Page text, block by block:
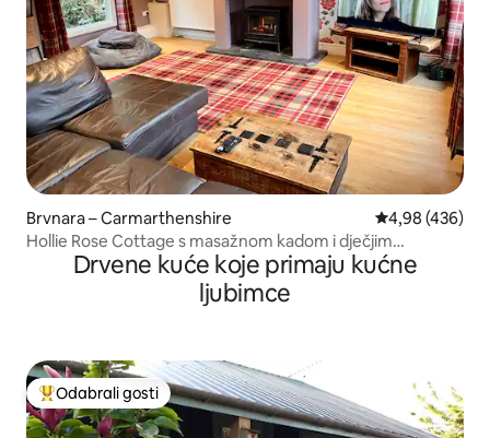
Brvnara – Carmarthenshire Prosječna
4,98 (436)
Hollie Rose Cottage s masažnom kadom i dječjim
igralištemDrvene kuće koje primaju kućne
ljubimce
Među najviše rangiranima s oznakom „Odabrali gosti”
Odabrali gosti